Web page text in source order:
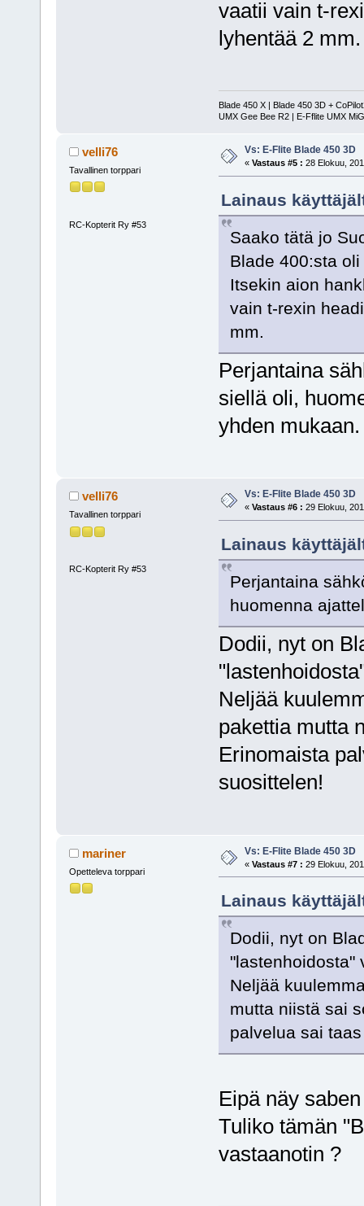
vaatii vain t-
lyhentää 2 mm.
Blade 450 X | Blade 450 3D +
UMX Gee Bee R2 | E-Fflite UMX
velli76
Tavallinen torppari
RC-Kopterit Ry #53
Vs: E-Flite Blade 450 3D
« Vastaus #5 : 28 Elokuu,
Lainaus
Saako tätä jo
Blade 400:sta
Itsekin aion
vain t-rexin
mm.
Perjantaina
siellä oli,
yhden
velli76
Tavallinen torppari
RC-Kopterit Ry #53
Vs: E-Flite Blade 450 3D
« Vastaus #6 : 29 Elokuu,
Lainaus
Perjantaina
huomenna
Dodii, nyt on
Neljää
pakettia mutta
Erinomaista
suosittelen!
mariner
Opetteleva torppari
Vs: E-Flite Blade 450 3D
« Vastaus #7 : 29 Elokuu,
Lainaus
Dodii, nyt on
"lastenhoidosta"
Neljää
mutta niistä sai
palvelua sai
Eipä näy
Tuliko tämän
vastaanotin ?